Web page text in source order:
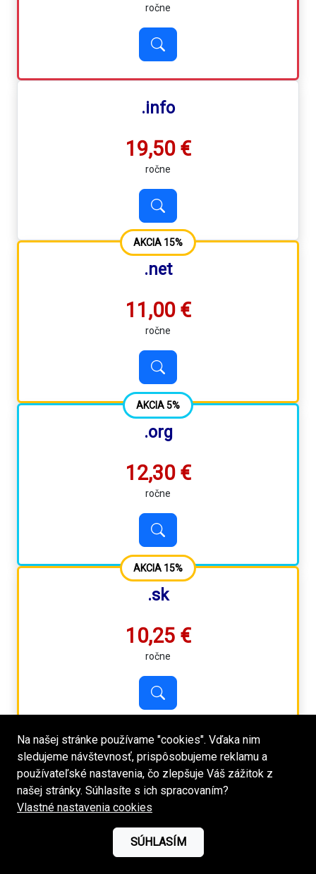
ročne
.info
19,50 €
ročne
AKCIA 15%
.net
11,00 €
ročne
AKCIA 5%
.org
12,30 €
ročne
AKCIA 15%
.sk
10,25 €
ročne
ZMENIŤ WEBHOSTING SA OPLATÍ
Ak sa rozhodnete prejsť ku nám, získate 2 roky
prevádzky webhostingu len za cenu 1 roka. Stačí
Na našej stránke používame "cookies". Vďaka nim
sledujeme návštevnosť, prispôsobujeme reklamu a
používateľské nastavenia, čo zlepšuje Váš zážitok z
našej stránky. Súhlasíte s ich spracovaním?
Vlastné nastavenia cookies
SÚHLASÍM